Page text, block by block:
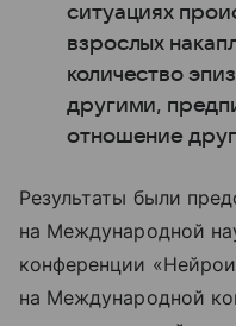
ситуациях
взрослых
количество
другими,
отношение друг
Результаты были
на Международной
конференции
на Международной